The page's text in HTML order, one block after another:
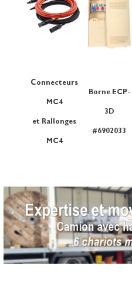
connecteurs
MC4
et Rallonges
MC4
Borne ECP-
3D
#6902033